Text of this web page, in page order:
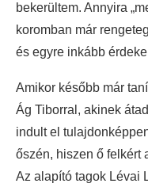
bekerültem. Annyira
koromban már
és egyre inkább
Amikor később már
Ág Tiborral, akinek
indult el
őszén, hiszen ő felkért
Az alapító tagok Lévai